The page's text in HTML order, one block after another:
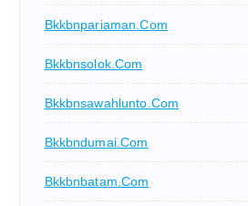
Bkkbnpariaman.com
Bkkbnsolok.com
Bkkbnsawahlunto.com
Bkkbndumai.com
Bkkbnbatam.com